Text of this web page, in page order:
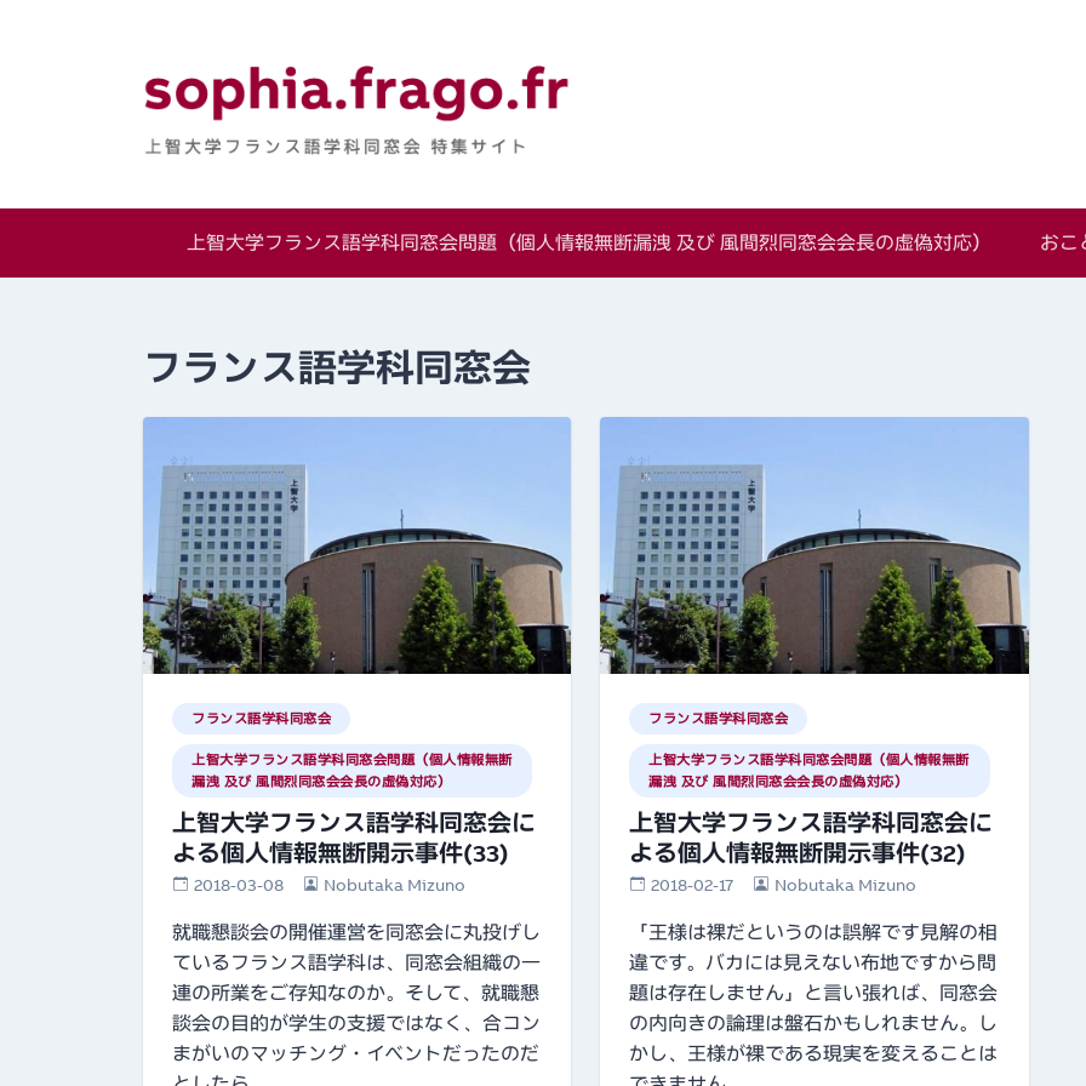
上智大学フランス語学科同窓会
上智大学フランス語学科同窓会問題（個人情報無断漏洩 及び 風間烈同窓会会長の虚偽対応） おこ
フランス語学科同窓会
フランス語学科同窓会
上智大学フランス語学科同窓会問題（個人情報無断
漏洩 及び 風間烈同窓会会長の虚偽対応）
上智大学フランス語学科同窓会に
よる個人情報無断開示事件(33)
2018-03-08 Nobutaka Mizuno
就職懇談会の開催運営を同窓会に丸投げし
ているフランス語学科は、同窓会組織の一
連の所業をご存知なのか。そして、就職懇
談会の目的が学生の支援ではなく、合コン
まがいのマッチング・イベントだったのだ
フランス語学科同窓会
上智大学フランス語学科同窓会問題（個人情報無断
漏洩 及び 風間烈同窓会会長の虚偽対応）
上智大学フランス語学科同窓会に
よる個人情報無断開示事件(32)
2018-02-17 Nobutaka Mizuno
「王様は裸だというのは誤解です見解の相
違です。バカには見えない布地ですから問
題は存在しません」と言い張れば、同窓会
の内向きの論理は盤石かもしれません。し
かし、王様が裸である現実を変えることは